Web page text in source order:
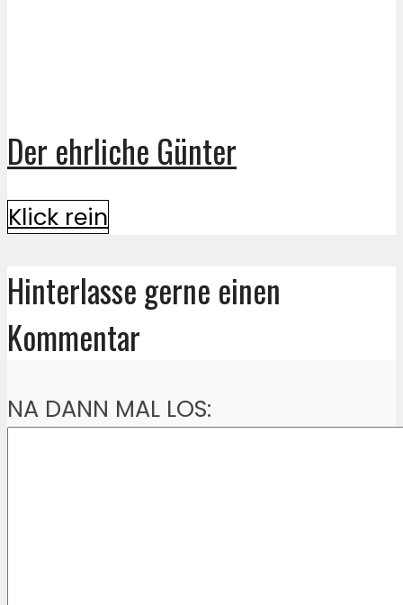
Der ehrliche Günter
Klick rein
Hinterlasse gerne einen
Kommentar
NA DANN MAL LOS: